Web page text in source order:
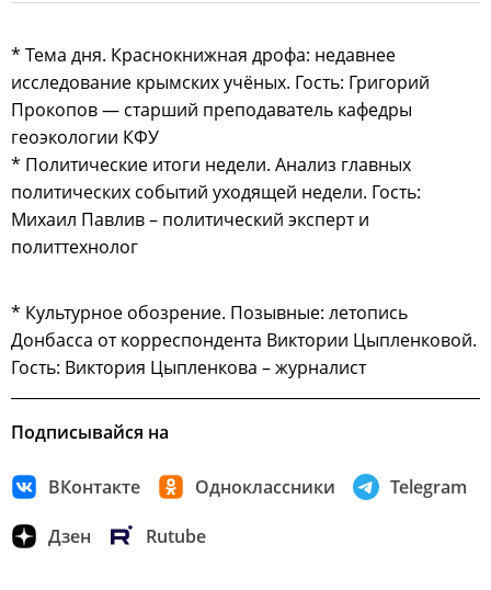
* Тема дня. Краснокнижная дрофа: недавнее
исследование крымских учёных. Гость: Григорий
Прокопов — старший преподаватель кафедры
геоэкологии КФУ
* Политические итоги недели. Анализ главных
политических событий уходящей недели. Гость:
Михаил Павлив – политический эксперт и
политтехнолог
* Культурное обозрение. Позывные: летопись
Донбасса от корреспондента Виктории Цыпленковой.
Гость: Виктория Цыпленкова – журналист
Подписывайся на
ВКонтакте Одноклассники Telegram
Дзен Rutube